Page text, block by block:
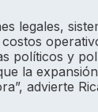
legales,
políticos y
la
advierte